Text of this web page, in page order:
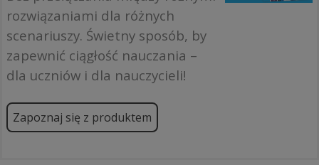
rozwiązaniami dla różnych
scenariuszy. Świetny sposób, by
zapewnić ciągłość nauczania –
dla uczniów i dla nauczycieli!
Zapoznaj się z produktem